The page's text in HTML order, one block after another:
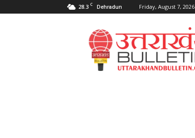
28.3 C Dehradun Friday, August 7, 2026
Uttarakahnd
Bulletin